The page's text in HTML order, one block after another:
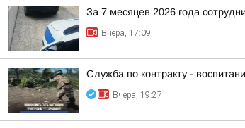
За 7 месяцев 2026 года
Вчера, 17:09
Служба по контракту -
Вчера, 19:27